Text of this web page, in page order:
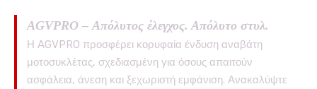
AGVPRO – Απόλυτος έλεγχος. Απόλυτο στυλ.
Η AGVPRO προσφέρει κορυφαία ένδυση αναβάτη
μοτοσυκλέτας, σχεδιασμένη για όσους απαιτούν
ασφάλεια, άνεση και ξεχωριστή εμφάνιση. Ανακαλύψτε